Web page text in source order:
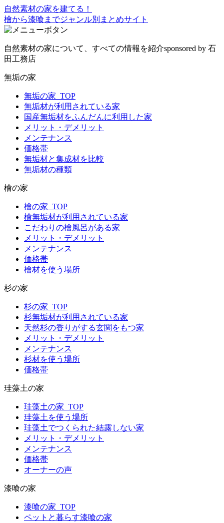
自然素材の家を建てる！
檜から漆喰までジャンル別まとめサイト
自然素材の家について、すべての情報を紹介sponsored by 石
田工務店
無垢の家
無垢の家_TOP
無垢材が利用されている家
国産無垢材をふんだんに利用した家
メリット・デメリット
メンテナンス
価格帯
無垢材と集成材を比較
無垢材の種類
檜の家
檜の家_TOP
檜無垢材が利用されている家
こだわりの檜風呂がある家
メリット・デメリット
メンテナンス
価格帯
檜材を使う場所
杉の家
杉の家_TOP
杉無垢材が利用されている家
天然杉の香りがする玄関をもつ家
メリット・デメリット
メンテナンス
杉材を使う場所
価格帯
珪藻土の家
珪藻土の家_TOP
珪藻土を使う場所
珪藻土でつくられた結露しない家
メリット・デメリット
メンテナンス
価格帯
オーナーの声
漆喰の家
漆喰の家_TOP
ペットと暮らす漆喰の家